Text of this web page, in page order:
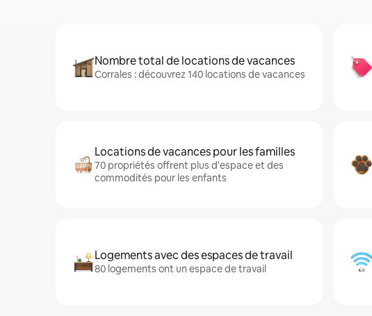
Nombre total de locations de vacances
Corrales : découvrez 140 locations de vacances
Locations de vacances pour les familles
70 propriétés offrent plus d'espace et des
commodités pour les enfants
Logements avec des espaces de travail
80 logements ont un espace de travail